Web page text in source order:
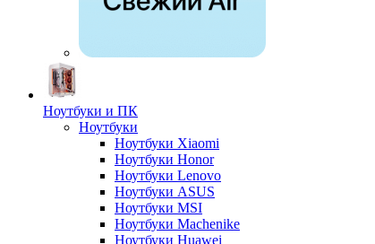
Ноутбуки и ПК
Ноутбуки
Ноутбуки Xiaomi
Ноутбуки Honor
Ноутбуки Lenovo
Ноутбуки ASUS
Ноутбуки MSI
Ноутбуки Machenike
Ноутбуки Huawei